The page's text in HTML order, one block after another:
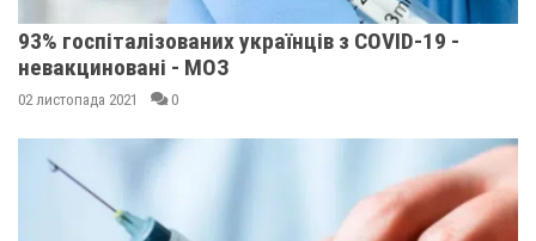
93% госпіталізованих українців з COVID-19 -
невакциновані - МОЗ
02 листопада 2021 0